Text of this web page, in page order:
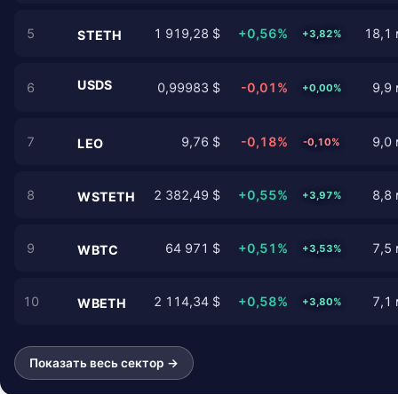
5 STETH 1 919,28 $ +0,56% +3,82% 18,1
6 USDS 0,99983 $ -0,01% +0,00% 9,9
7 LEO 9,76 $ -0,18% -0,10% 9,0
8 WSTETH 2 382,49 $ +0,55% +3,97% 8,8
9 WBTC 64 971 $ +0,51% +3,53% 7,5
10 WBETH 2 114,34 $ +0,58% +3,80% 7,1
Показать весь сектор →